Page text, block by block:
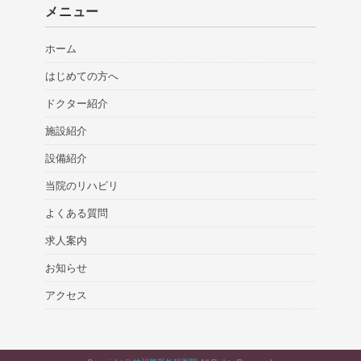
メニュー
ホーム
はじめての方へ
ドクター紹介
施設紹介
設備紹介
当院のリハビリ
よくある質問
求人案内
お知らせ
アクセス